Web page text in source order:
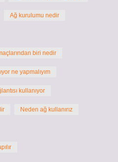
Ağ kurulumu nedir
biri nedir
ne yapmalıyım
kullanıyor
Neden ağ kullanırız